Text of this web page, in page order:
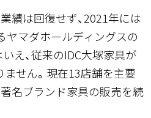
績は回復せず、2021年には
ヤマダホールディングスの
え、従来のIDC大塚家具が
せん。現在13店舗を主要
名ブランド家具の販売を続